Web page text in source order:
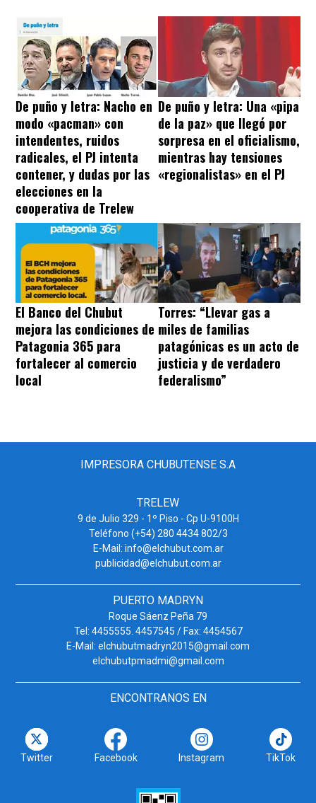
De puño y letra: Nacho en
modo «pacman» con
intendentes, ruidos
radicales, el PJ intenta
contener, y dudas por las
elecciones en la
cooperativa de Trelew
De puño y letra: Una «pipa
de la paz» que llegó por
sorpresa en el oficialismo,
mientras hay tensiones
«regionalistas» en el PJ
El Banco del Chubut
mejora las condiciones de
Patagonia 365 para
fortalecer al comercio
local
Torres: “Llevar gas a
miles de familias
patagónicas es un acto de
justicia y de verdadero
federalismo”
IMPRESORA CHUBUTENSE S.A
TRELEW
9 de Julio 329 - 1º Piso - Cp U-9100H
Teléfono (+54) 280 4434 802/3
E-Mail: info@elchubut.com.ar
publicidad@elchubut.com.ar
PUERTO MADRYN
Roque Sáenz Peña 79
Tel: 4455555. 4457545 / Fax: 4454567
E-Mail: elchubutmadryn2015@gmail.com
elchubutpmadmi@gmail.com
ENCONTRANOS EN
Twitter Facebook Instagram TikTok